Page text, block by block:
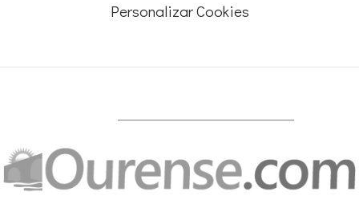
Personalizar Cookies